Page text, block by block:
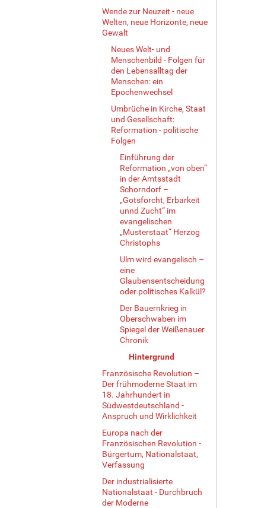
Wende zur Neuzeit - neue
Welten, neue Horizonte, neue
Gewalt
Neues Welt- und
Menschenbild - Folgen für
den Lebensalltag der
Menschen: ein
Epochenwechsel
Umbrüche in Kirche, Staat
und Gesellschaft:
Reformation - politische
Folgen
Einführung der
Reformation „von oben“
in der Amtsstadt
Schorndorf –
„Gotsforcht, Erbarkeit
unnd Zucht“ im
evangelischen
„Musterstaat“ Herzog
Christophs
Ulm wird evangelisch –
eine
Glaubensentscheidung
oder politisches Kalkül?
Der Bauernkrieg in
Oberschwaben im
Spiegel der Weißenauer
Chronik
Hintergrund
Französische Revolution –
Der frühmoderne Staat im
18. Jahrhundert in
Südwestdeutschland -
Anspruch und Wirklichkeit
Europa nach der
Französischen Revolution -
Bürgertum, Nationalstaat,
Verfassung
Der industrialisierte
Nationalstaat - Durchbruch
der Moderne